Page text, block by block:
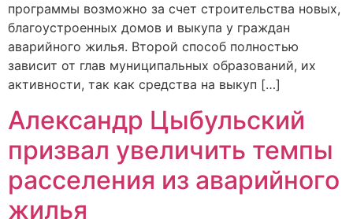
программы возможно за счет строительства новых,
благоустроенных домов и выкупа у граждан
аварийного жилья. Второй способ полностью
зависит от глав муниципальных образований, их
активности, так как средства на выкуп […]
Александр Цыбульский
призвал увеличить темпы
расселения из аварийного
жилья